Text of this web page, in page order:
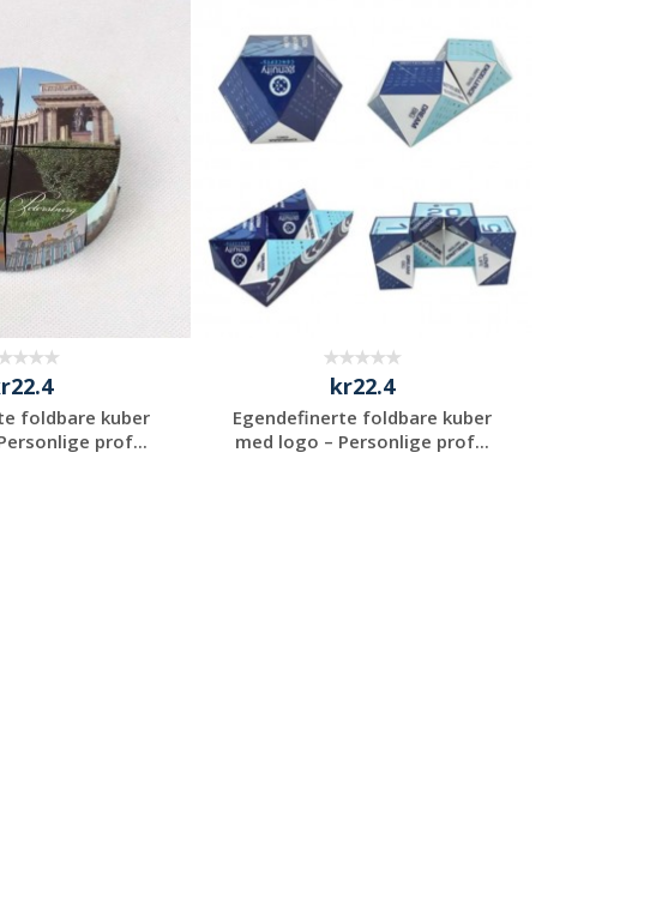
uforpliktende
tilbud
foldbare kuber
prof...
kr22.4
Egendefinerte foldbare kuber
med logo – Personlige prof...